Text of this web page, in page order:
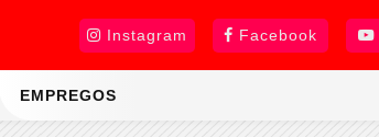
Instagram Facebook
EMPREGOS